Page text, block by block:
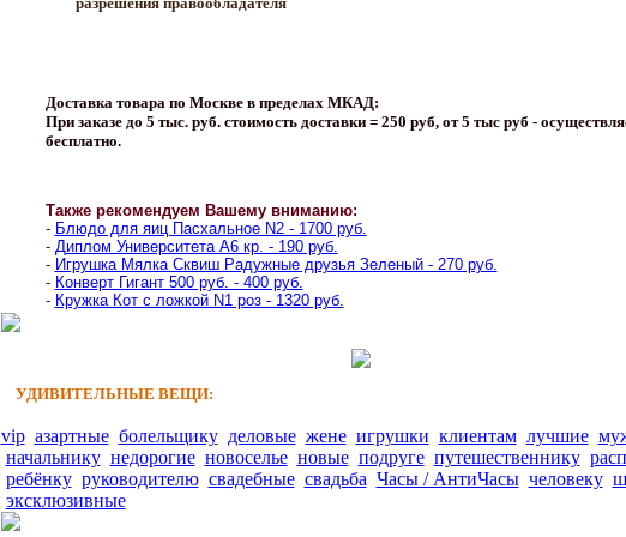
Доставка товара по Москве в пределах МКАД:
При заказе до 5 тыс. руб. стоимость доставки = 250 руб, от 5 тыс руб -
бесплатно.
Также рекомендуем Вашему вниманию:
- Блюдо для яиц Пасхальное N2 - 1700 руб.
- Диплом Университета A6 кр. - 190 руб.
- Игрушка Мялка Сквиш Радужные друзья Зеленый - 270 руб.
- Конверт Гигант 500 руб. - 400 руб.
- Кружка Кот с ложкой N1 роз - 1320 руб.
УДИВИТЕЛЬНЫЕ ВЕЩИ:
vip азартные болельщику деловые жене игрушки клиентам лучшие
начальнику недорогие новоселье новые подруге путешественнику
ребёнку руководителю свадебные свадьба Часы / АнтиЧасы человеку
эксклюзивные